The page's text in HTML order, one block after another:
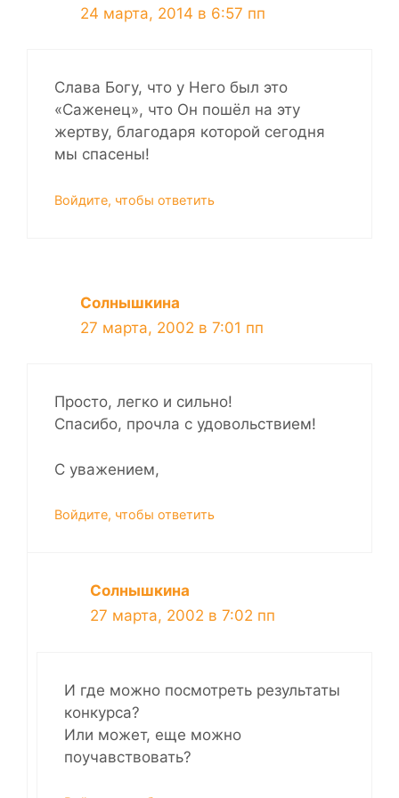
24 марта, 2014 в 6:57 пп
Слава Богу, что у Него был это
«Саженец», что Он пошёл на эту
жертву, благодаря которой сегодня
мы спасены!
Войдите, чтобы ответить
Солнышкина
27 марта, 2002 в 7:01 пп
Просто, легко и сильно!
Спасибо, прочла с удовольствием!
С уважением,
Войдите, чтобы ответить
Солнышкина
27 марта, 2002 в 7:02 пп
И где можно посмотреть результаты
конкурса?
Или может, еще можно
поучавствовать?